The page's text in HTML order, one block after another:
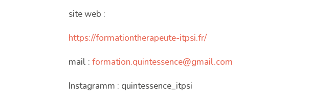
site web :
https://formationtherapeute-itpsi.fr/
mail :formation.quintessence@gmail.com
Instagramm : quintessence_itpsi